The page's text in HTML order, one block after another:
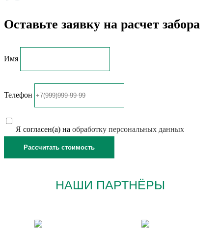
Оставьте заявку на расчет забора
Имя
Телефон
Я согласен(а) на обработку персональных данных
НАШИ ПАРТНЁРЫ